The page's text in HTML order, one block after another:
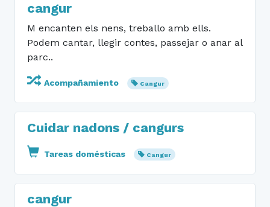
cangur
M encanten els nens, treballo amb ells.
Podem cantar, llegir contes, passejar o anar al
parc..
Acompañamiento Cangur
Cuidar nadons / cangurs
Tareas domésticas Cangur
cangur